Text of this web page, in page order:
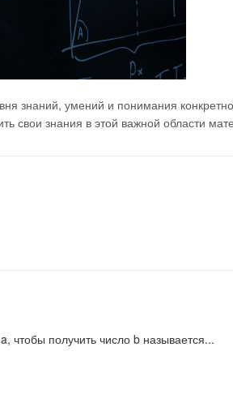
знаний, умений и понимания
свои знания в этой важной области
чтобы получить число b называется...